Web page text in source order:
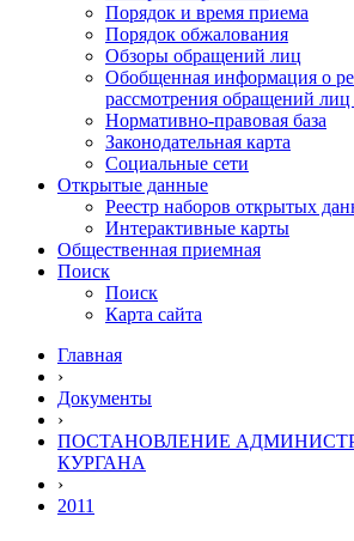
Порядок и время приема
Порядок обжалования
Обзоры обращений лиц
Обобщенная информация о
рассмотрения обращений
Нормативно-правовая база
Законодательная карта
Социальные сети
Открытые данные
Реестр наборов открытых
Интерактивные карты
Общественная приемная
Поиск
Поиск
Карта сайта
Главная
›
Документы
›
ПОСТАНОВЛЕНИЕ
КУРГАНА
›
2011